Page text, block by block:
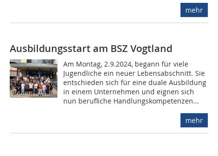
mehr
Ausbildungsstart am BSZ Vogtland
Am Montag, 2.9.2024, begann für viele
Jugendliche ein neuer Lebensabschnitt. Sie
entschieden sich für eine duale Ausbildung
in einem Unternehmen und eignen sich
nun berufliche Handlungskompetenzen...
mehr